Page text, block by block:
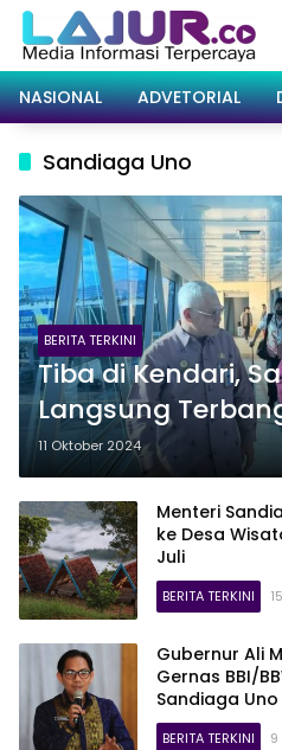
Langsung
konten
NASIONAL
ADVETORIAL
Sandiaga Uno
BERITA TERKINI
Tiba di Kendari,
Langsung
11 Oktober 2024
Menteri
ke Desa
Juli
BERITA TERKINI
Gubernur Ali
Gernas BBI/
Sandiaga
BERITA TERKINI